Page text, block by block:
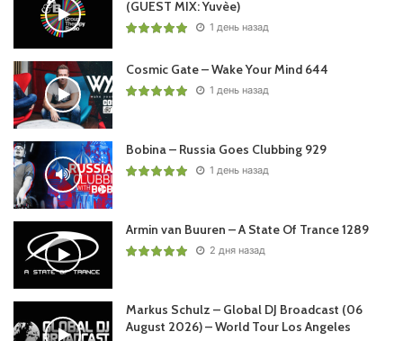
(GUEST MIX: Yuvèe)
1 день назад
Cosmic Gate – Wake Your Mind 644
1 день назад
Bobina – Russia Goes Clubbing 929
1 день назад
Armin van Buuren – A State Of Trance 1289
2 дня назад
Markus Schulz – Global DJ Broadcast (06
August 2026) – World Tour Los Angeles